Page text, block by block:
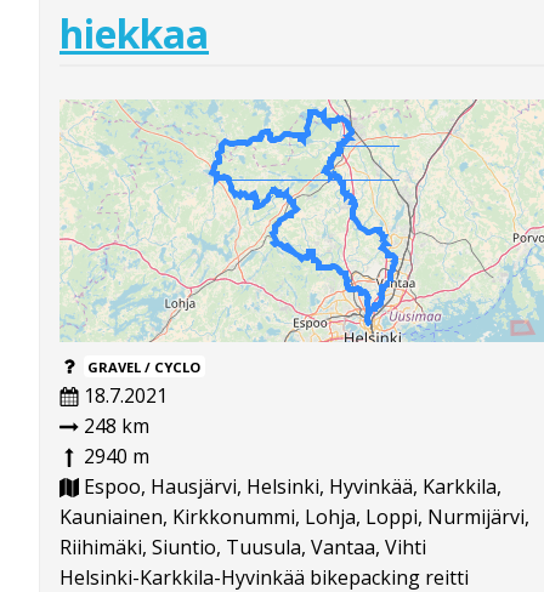
hiekkaa
GRAVEL / CYCLO
18.7.2021
248 km
2940 m
Espoo, Hausjärvi, Helsinki, Hyvinkää, Karkkila,
Kauniainen, Kirkkonummi, Lohja, Loppi, Nurmijärvi,
Riihimäki, Siuntio, Tuusula, Vantaa, Vihti
Helsinki-Karkkila-Hyvinkää bikepacking reitti